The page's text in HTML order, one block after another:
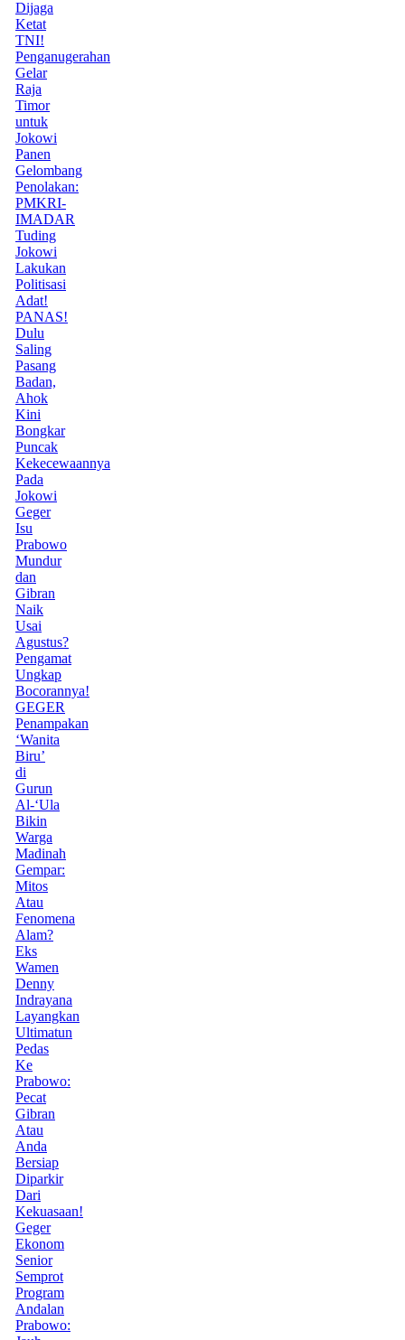
Dijaga
Ketat
TNI!
Penganugerahan
Gelar
Raja
Timor
untuk
Jokowi
Panen
Gelombang
Penolakan:
PMKRI-
IMADAR
Tuding
Jokowi
Lakukan
Politisasi
Adat!
PANAS!
Dulu
Saling
Pasang
Badan,
Ahok
Kini
Bongkar
Puncak
Kekecewaannya
Pada
Jokowi
Geger
Isu
Prabowo
Mundur
dan
Gibran
Naik
Usai
Agustus?
Pengamat
Ungkap
Bocorannya!
GEGER
Penampakan
‘Wanita
Biru’
di
Gurun
Al-‘Ula
Bikin
Warga
Madinah
Gempar:
Mitos
Atau
Fenomena
Alam?
Eks
Wamen
Denny
Indrayana
Layangkan
Ultimatun
Pedas
Ke
Prabowo:
Pecat
Gibran
Atau
Anda
Bersiap
Diparkir
Dari
Kekuasaan!
Geger
Ekonom
Senior
Semprot
Program
Andalan
Prabowo: